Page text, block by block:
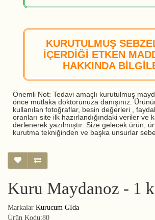
KURUTULMUŞ
İÇERDİĞİ ETKEN
HAKKINDA
Önemli Not: Tedavi amaçlı kurutulmuş
önce mutlaka doktorunuza danışınız.
kullanılan fotoğraflar, besin değerleri ,
oranları site ilk hazırlandığındaki veriler ve
derlenerek yazılmıştır. Size gelecek ürün,
kurutma tekniğinden ve başka unsurlar
Kuru Maydanoz - 1
Markalar Kurucum GIda
Ürün Kodu:80